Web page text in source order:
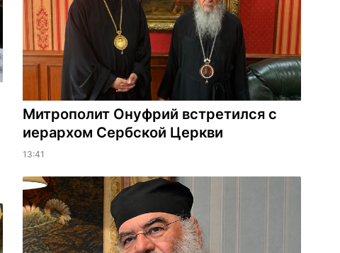
Митрополит Онуфрий встретился с
иерархом Сербской Церкви
13:41